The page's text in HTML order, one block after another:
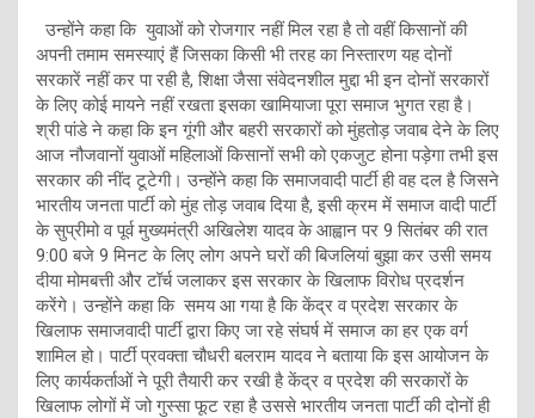
उन्होंने कहा कि युवाओं को रोजगार नहीं मिल रहा है तो वहीं किसानों की
अपनी तमाम समस्याएं हैं जिसका किसी भी तरह का निस्तारण यह दोनों
सरकारें नहीं कर पा रही है, शिक्षा जैसा संवेदनशील मुद्दा भी इन दोनों सरकारों
के लिए कोई मायने नहीं रखता इसका खामियाजा पूरा समाज भुगत रहा है।
श्री पांडे ने कहा कि इन गूंगी और बहरी सरकारों को मुंहतोड़ जवाब देने के लिए
आज नौजवानों युवाओं महिलाओं किसानों सभी को एकजुट होना पड़ेगा तभी इस
सरकार की नींद टूटेगी। उन्होंने कहा कि समाजवादी पार्टी ही वह दल है जिसने
भारतीय जनता पार्टी को मुंह तोड़ जवाब दिया है, इसी क्रम में समाज वादी पार्टी
के सुप्रीमो व पूर्व मुख्यमंत्री अखिलेश यादव के आह्वान पर 9 सितंबर की रात
9:00 बजे 9 मिनट के लिए लोग अपने घरों की बिजलियां बुझा कर उसी समय
दीया मोमबत्ती और टॉर्च जलाकर इस सरकार के खिलाफ विरोध प्रदर्शन
करेंगे। उन्होंने कहा कि समय आ गया है कि केंद्र व प्रदेश सरकार के
खिलाफ समाजवादी पार्टी द्वारा किए जा रहे संघर्ष में समाज का हर एक वर्ग
शामिल हो। पार्टी प्रवक्ता चौधरी बलराम यादव ने बताया कि इस आयोजन के
लिए कार्यकर्ताओं ने पूरी तैयारी कर रखी है केंद्र व प्रदेश की सरकारों के
खिलाफ लोगों में जो गुस्सा फूट रहा है उससे भारतीय जनता पार्टी की दोनों ही